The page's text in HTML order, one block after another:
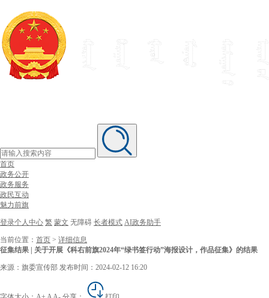
首页
政务公开
政务服务
政民互动
魅力前旗
登录个人中心 繁 蒙文 无障碍 长者模式 AI政务助手
当前位置： 首页 > 详细信息
征集结果 | 关于开展《科右前旗2024年“绿书签行动”海报设计，作品征集》的结果
来源：旗委宣传部 发布时间：2024-02-12 16:20